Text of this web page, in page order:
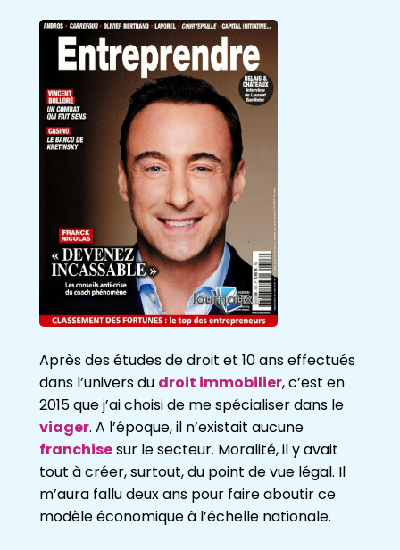
Après des études de droit et 10 ans effectués
dans l’univers du droit immobilier, c’est en
2015 que j’ai choisi de me spécialiser dans le
viager. A l’époque, il n’existait aucune
franchisesur le secteur. Moralité, il y avait
tout à créer, surtout, du point de vue légal. Il
m’aura fallu deux ans pour faire aboutir ce
modèle économique à l’échelle nationale.